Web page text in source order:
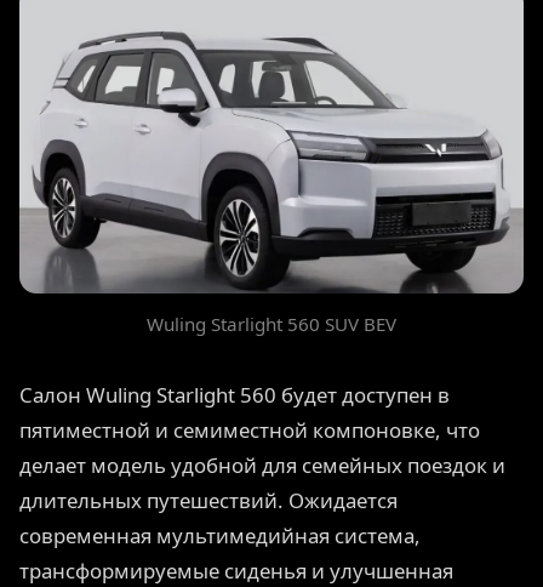
Wuling Starlight 560 SUV BEV
Салон Wuling Starlight 560 будет доступен в
пятиместной и семиместной компоновке, что
делает модель удобной для семейных поездок и
длительных путешествий. Ожидается
современная мультимедийная система,
трансформируемые сиденья и улучшенная